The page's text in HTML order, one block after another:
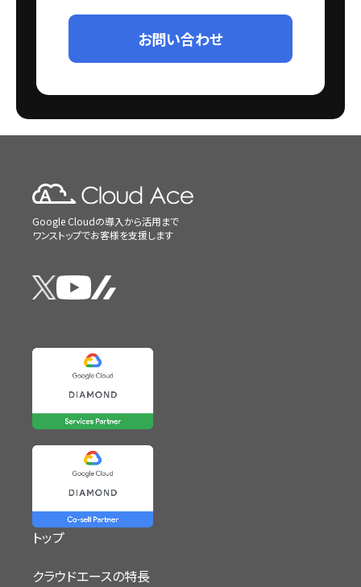
お問い合わせ
Google Cloudの導入から活用まで
ワンストップでお客様を支援します
トップ
クラウドエースの特長